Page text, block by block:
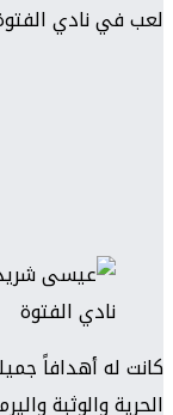
لعب في نادي
نادي الفتوة
كانت له أهدافاً
الحرية والوثبة